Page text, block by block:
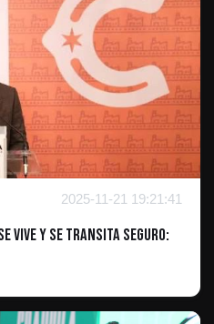
2025-11-21 19:21:41
vive y se transita seguro: